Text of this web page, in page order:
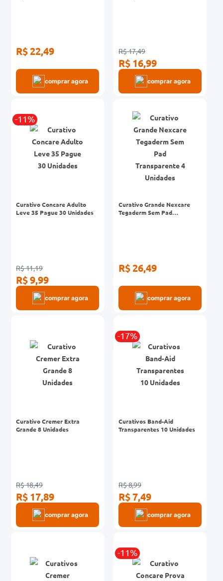
R$ 22,49
comprar agora
R$ 17,49
R$ 16,99
comprar agora
-11%
Curativo Concare Adulto
Leve 35 Pague 30 Unidades
R$ 11,19
R$ 9,99
comprar agora
Curativo Grande Nexcare
Tegaderm Sem Pad
R$ 26,49
comprar agora
Curativo Cremer Extra
Grande 8 Unidades
R$ 18,49
R$ 17,89
comprar agora
-17%
Curativos Band-Aid
Transparentes 10 Unidades
R$ 8,99
R$ 7,49
comprar agora
-11%